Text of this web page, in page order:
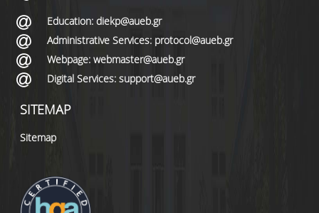
Education: diekp@aueb.gr
Administrative Services: protocol@aueb.gr
Webpage: webmaster@aueb.gr
Digital Services: support@aueb.gr
SITEMAP
Sitemap